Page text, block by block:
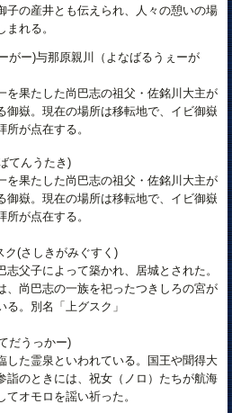
子の産井とも伝えられ、人々の憩いの場
まれる。
がー)与那原親川（よなばるうぇーが
を果たした尚巴志の祖父・佐銘川大主が
御嶽。現在の場所は移転地で、イビ御嶽
所が点在する。
てんうたき)
を果たした尚巴志の祖父・佐銘川大主が
御嶽。現在の場所は移転地で、イビ御嶽
所が点在する。
ク(さしきがみぐすく)
志父子によって築かれ、居城とされた。
、尚巴志の一族を祀ったつきしろの宮が
る。別名「上グスク」
だうっかー)
した霊泉といわれている。国王や聞得大
詣のときには、祝女（ノロ）たちが航海
てオモロを謡い祈った。